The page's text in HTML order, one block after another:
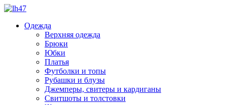
Одежда
Верхняя одежда
Брюки
Юбки
Платья
Футболки и топы
Рубашки и блузы
Джемперы, свитеры и кардиганы
Свитшоты и толстовки